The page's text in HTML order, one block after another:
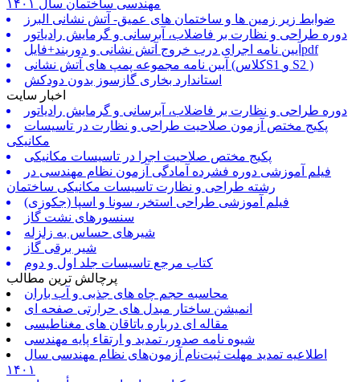
مهندسی ساختمان سال ۱۴۰۱
ضوابط زیر زمین ها و ساختمان های عمیق- آتش نشانی البرز
دوره طراحی و نظارت بر فاضلاب، آبرسانی و گرمایش رادیاتور
آیین نامه اجرای درب خروج آتش نشانی و دوربند+فایلpdf
آیین نامه مجموعه پمپ های آتش نشانی (کلاسS1 و S2 )
استاندارد بخاری گازسوز بدون دودکش
اخبار سایت
دوره طراحی و نظارت بر فاضلاب، آبرسانی و گرمایش رادیاتور
پکیج مختص آزمون صلاحیت طراحی و نظارت در تاسیسات
مکانیکی
پکیج مختص صلاحیت اجرا در تاسیسات مکانیکی
فیلم آموزشی دوره فشرده آمادگی آزمون نظام مهندسی در
رشته طراحی و نظارت تاسیسات مکانیکی ساختمان
فیلم آموزشی طراحی استخر، سونا و اسپا (جکوزی)
سنسورهای نشت گاز
شیرهای حساس به زلزله
شیر برقی گاز
کتاب مرجع تاسیسات جلد اول و دوم
پرچالش ترین مطالب
محاسبه حجم چاه های جذبی و آب باران
انمیشن ساختار مبدل های حرارتی صفحه ای
مقاله ای درباره یاتاقان های مغناطیسی
شیوه نامه صدور، تمدید و ارتقاء پایه مهندسی
اطلاعیه تمدید مهلت ثبت‌نام آزمون‌های نظام مهندسی سال
۱۴۰۱